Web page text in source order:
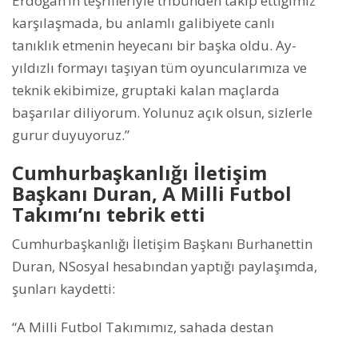
karşılaşmada, bu anlamlı galibiyete canlı
tanıklık etmenin heyecanı bir başka oldu. Ay-
yıldızlı formayı taşıyan tüm oyuncularımıza ve
teknik ekibimize, gruptaki kalan maçlarda
başarılar diliyorum. Yolunuz açık olsun, sizlerle
gurur duyuyoruz.”
Cumhurbaşkanlığı İletişim
Başkanı Duran, A Milli Futbol
Takımı’nı tebrik etti
Cumhurbaşkanlığı İletişim Başkanı Burhanettin
Duran, NSosyal hesabından yaptığı paylaşımda,
şunları kaydetti:
“A Milli Futbol Takımımız, sahada destan